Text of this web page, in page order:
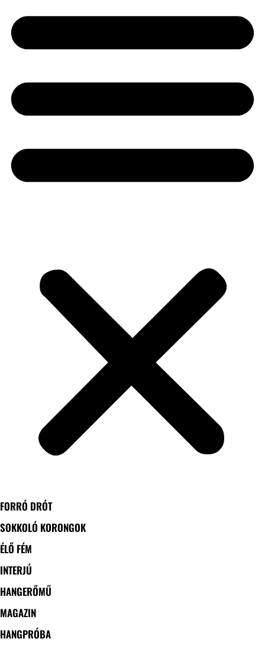
FORRÓ DRÓT
SOKKOLÓ KORONGOK
ÉLŐ FÉM
INTERJÚ
HANGERŐMŰ
MAGAZIN
HANGPRÓBA